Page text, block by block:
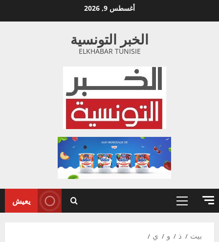
أغسطس 9, 2026
الخبر التونسية
ELKHABAR TUNISIE
القائمة
يعيش
بيت ذ و
ي